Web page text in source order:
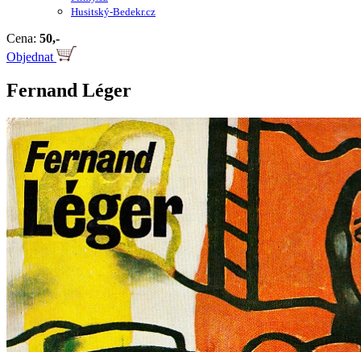
Husitský-Bedekr.cz
Cena: 50,-
Objednat
Fernand Léger